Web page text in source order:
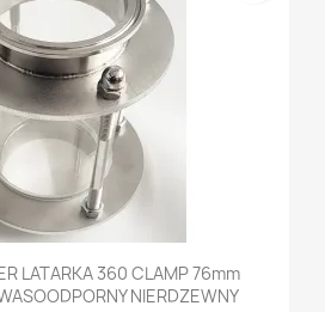
LATARKA 360 CLAMP 76mm
NIERDZEWNY